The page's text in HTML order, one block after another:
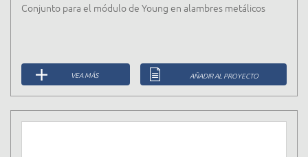
Conjunto para el módulo de Young en alambres metálicos
VEA MÁS AÑADIR AL PROYECTO